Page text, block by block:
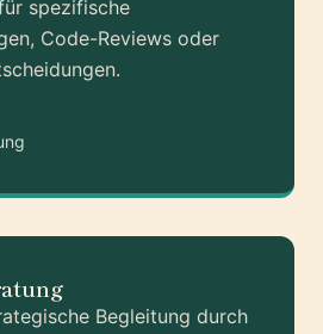
spezifische
Code-Reviews oder
Begleitung durch